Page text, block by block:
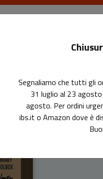
Le
più frequenti in biblioteca
Segnaliamo che tutti gli
31 luglio al 23
agosto. Per ordini
ibs.it o Amazon dove è